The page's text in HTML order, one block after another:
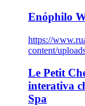
Enóphilo
https://
content/
Le Petit
interativa
Spa